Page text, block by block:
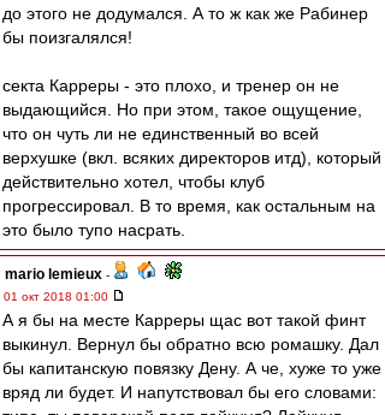
до этого не додумался. А то ж как же Рабинер
бы поизгалялся!
секта Карреры - это плохо, и тренер он не
выдающийся. Но при этом, такое ощущение,
что он чуть ли не единственный во всей
верхушке (вкл. всяких директоров итд), который
действительно хотел, чтобы клуб
прогрессировал. В то время, как остальным на
это было тупо насрать.
mario lemieux -
01 окт 2018 01:00
А я бы на месте Карреры щас вот такой финт
выкинул. Вернул бы обратно всю ромашку. Дал
бы капитанскую повязку Дену. А че, хуже то уже
вряд ли будет. И напутствовал бы его словами: